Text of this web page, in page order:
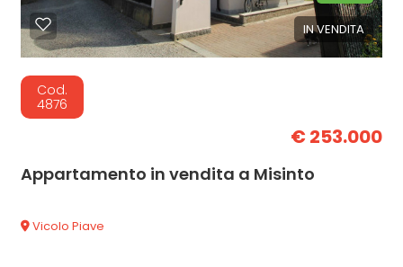
IN VENDITA
Cod.
4876
€ 253.000
Appartamento in vendita a Misinto
Vicolo Piave